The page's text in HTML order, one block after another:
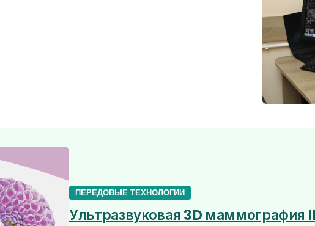
ПЕРЕДОВЫЕ ТЕХНОЛОГИИ
Ультразвуковая 3D маммография